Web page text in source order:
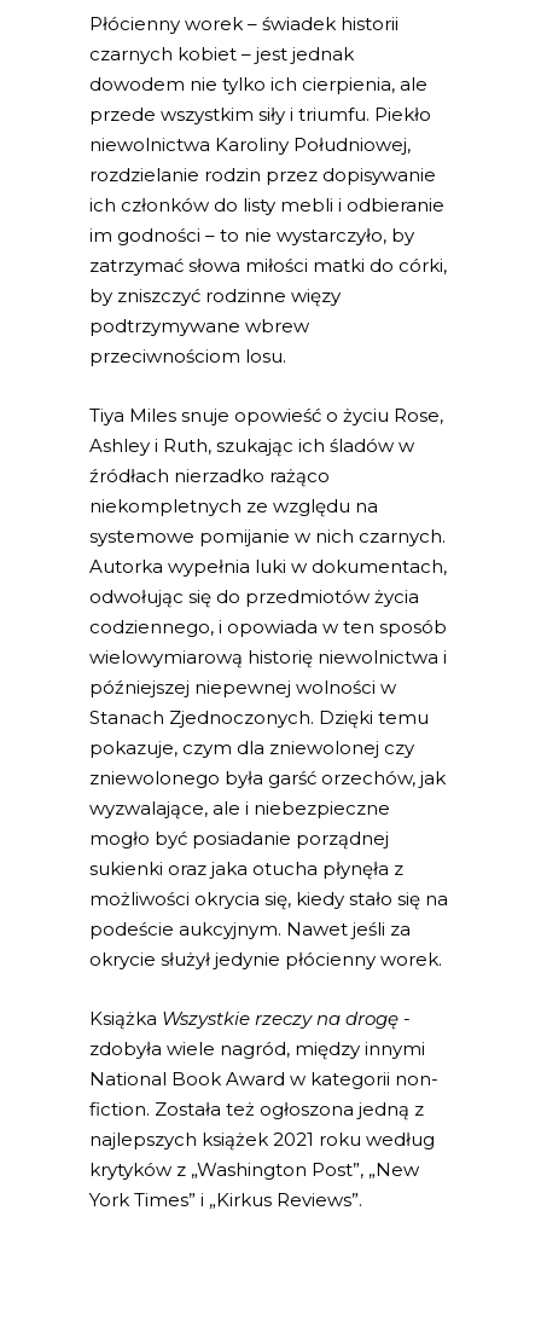
Płócienny worek – świadek historii
czarnych kobiet – jest jednak
dowodem nie tylko ich cierpienia, ale
przede wszystkim siły i triumfu. Piekło
niewolnictwa Karoliny Południowej,
rozdzielanie rodzin przez dopisywanie
ich członków do listy mebli i odbieranie
im godności – to nie wystarczyło, by
zatrzymać słowa miłości matki do córki,
by zniszczyć rodzinne więzy
podtrzymywane wbrew
przeciwnościom losu.
Tiya Miles snuje opowieść o życiu Rose,
Ashley i Ruth, szukając ich śladów w
źródłach nierzadko rażąco
niekompletnych ze względu na
systemowe pomijanie w nich czarnych.
Autorka wypełnia luki w dokumentach,
odwołując się do przedmiotów życia
codziennego, i opowiada w ten sposób
wielowymiarową historię niewolnictwa i
późniejszej niepewnej wolności w
Stanach Zjednoczonych. Dzięki temu
pokazuje, czym dla zniewolonej czy
zniewolonego była garść orzechów, jak
wyzwalające, ale i niebezpieczne
mogło być posiadanie porządnej
sukienki oraz jaka otucha płynęła z
możliwości okrycia się, kiedy stało się na
podeście aukcyjnym. Nawet jeśli za
okrycie służył jedynie płócienny worek.
Książka Wszystkie rzeczy na drogę ­
zdobyła wiele nagród, między innymi
National Book Award w kategorii non-
fiction. Została też ogłoszona jedną z
najlepszych książek 2021 roku według
krytyków z „Washington Post”, „New
York Times” i „Kirkus Reviews”.